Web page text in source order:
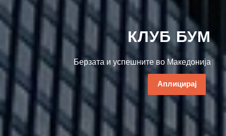
КЛУБ БУМ
Берзата и успешните во Македонија
Аплицирај